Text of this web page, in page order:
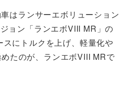
はランサーエボリューション
ョン「ランエボVIII MR」の
にトルクを上げ、軽量化や
たのが、ランエボVIII MRで